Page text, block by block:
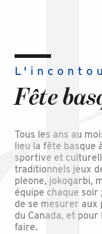
Fête
Tous les ans au
lieu la fête basque
sportive et
traditionnels jeux
pleone, jokogarbi,
équipe chaque soir
de se mesurer
du Canada, et
faire.